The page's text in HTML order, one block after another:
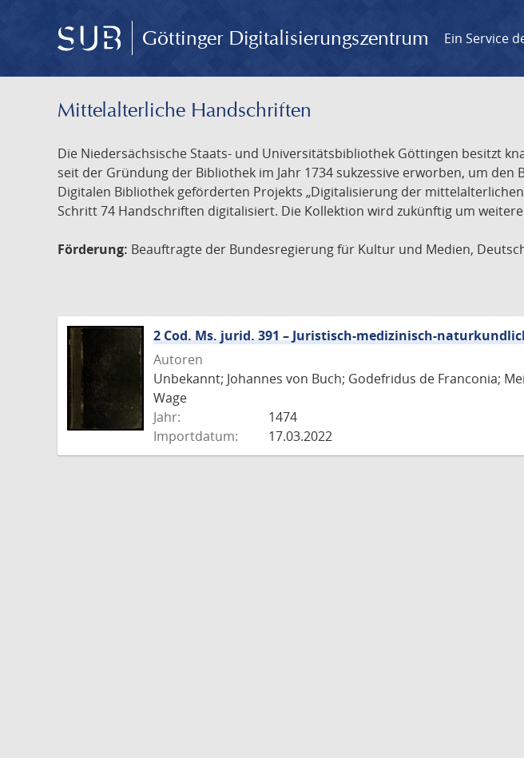
Göttinger Digitalisierungszentrum Ein Service
Mittelalterliche Handschriften
Die Niedersächsische Staats- und Universitätsbibliothek Göttingen besitzt
seit der Gründung der Bibliothek im Jahr 1734 sukzessive erworben, um
Digitalen Bibliothek geförderten Projekts „Digitalisierung der
Schritt 74 Handschriften digitalisiert. Die Kollektion wird zukünftig um
Förderung: Beauftragte der Bundesregierung für Kultur und Medien,
2 Cod. Ms. jurid. 391 – Juristisch-medizinisch-
Autoren
Unbekannt; Johannes von Buch; Godefridus de Franconia;
Wage
Jahr:
1474
Importdatum:
17.03.2022